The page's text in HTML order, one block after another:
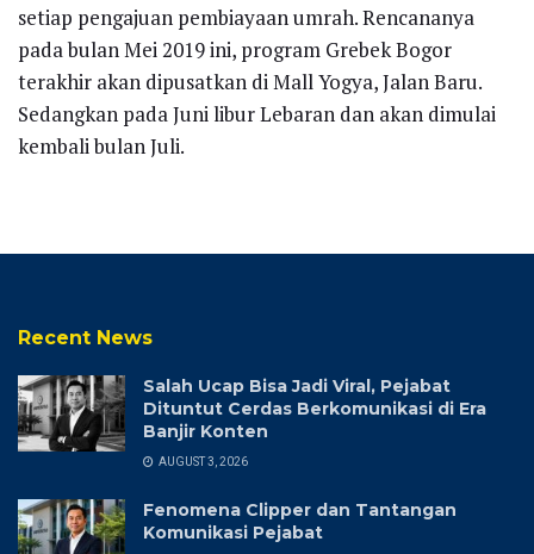
setiap pengajuan pembiayaan umrah. Rencananya
pada bulan Mei 2019 ini, program Grebek Bogor
terakhir akan dipusatkan di Mall Yogya, Jalan Baru.
Sedangkan pada Juni libur Lebaran dan akan dimulai
kembali bulan Juli.
Recent News
Salah Ucap Bisa Jadi Viral, Pejabat
Dituntut Cerdas Berkomunikasi di Era
Banjir Konten
AUGUST 3, 2026
Fenomena Clipper dan Tantangan
Komunikasi Pejabat